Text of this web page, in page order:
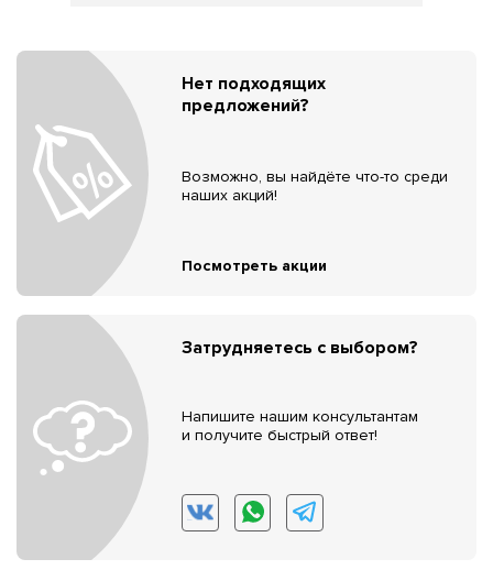
Нет подходящих
предложений?
Возможно, вы найдёте что-то среди
наших акций!
Посмотреть акции
Затрудняетесь с выбором?
Напишите нашим консультантам
и получите быстрый ответ!